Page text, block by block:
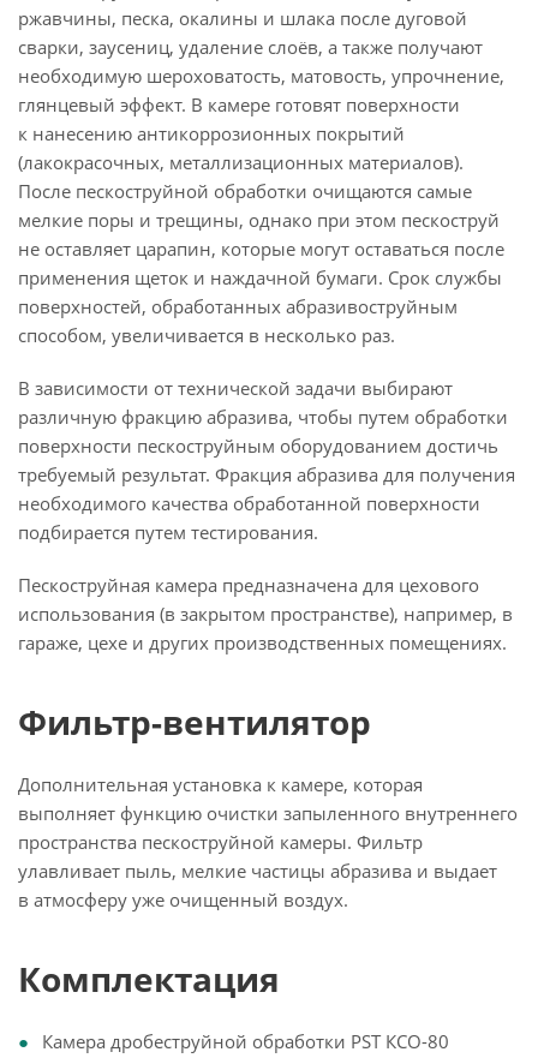
ржавчины, песка, окалины и шлака после дуговой
сварки, заусениц, удаление слоёв, а также получают
необходимую шероховатость, матовость, упрочнение,
глянцевый эффект. В камере готовят поверхности
к нанесению антикоррозионных покрытий
(лакокрасочных, металлизационных материалов).
После пескоструйной обработки очищаются самые
мелкие поры и трещины, однако при этом пескоструй
не оставляет царапин, которые могут оставаться после
применения щеток и наждачной бумаги. Срок службы
поверхностей, обработанных абразивоструйным
способом, увеличивается в несколько раз.
В зависимости от технической задачи выбирают
различную фракцию абразива, чтобы путем обработки
поверхности пескоструйным оборудованием достичь
требуемый результат. Фракция абразива для получения
необходимого качества обработанной поверхности
подбирается путем тестирования.
Пескоструйная камера предназначена для цехового
использования (в закрытом пространстве), например, в
гараже, цехе и других производственных помещениях.
Фильтр-вентилятор
Дополнительная установка к камере, которая
выполняет функцию очистки запыленного внутреннего
пространства пескоструйной камеры. Фильтр
улавливает пыль, мелкие частицы абразива и выдает
в атмосферу уже очищенный воздух.
Комплектация
Камера дробеструйной обработки PST КСО-80